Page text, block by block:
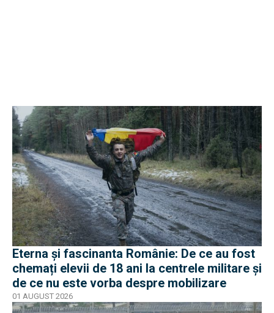
Eterna și fascinanta Românie: De ce au fost
chemați elevii de 18 ani la centrele militare și
de ce nu este vorba despre mobilizare
01 AUGUST 2026